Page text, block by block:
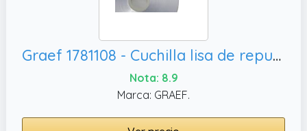
Graef 1781108 - Cuchilla lisa de repuesto para cortafiambre, color gris
Nota: 8.9
Marca: GRAEF.